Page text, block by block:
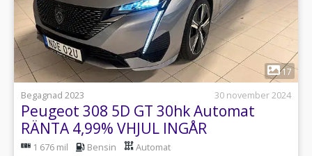
1
17
Begagnad 2023
30 november 2024
Peugeot 308 5D GT 30hk Automat
RÄNTA 4,99% VHJUL INGÅR
1 676 mil Bensin Automat